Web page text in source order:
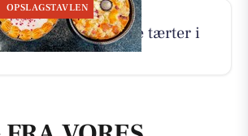
OPSLAGSTAVLEN
har fået to nye tærter i